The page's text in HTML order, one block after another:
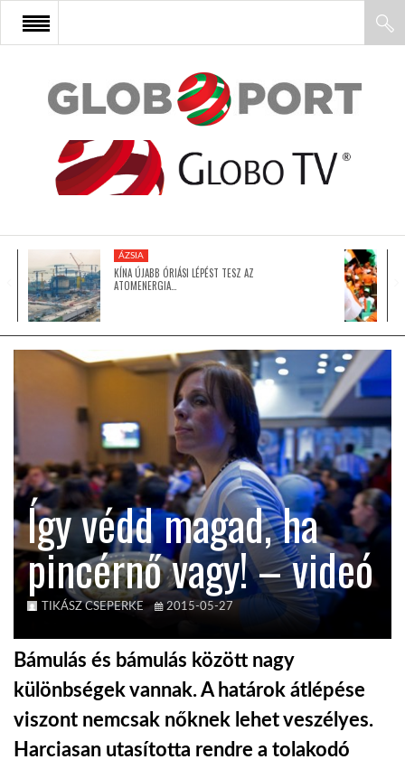
FŐOLDAL
AFRIKA
ÁZSIA
KÖZEL-KELET
AUSZTRÁLIA
A VILÁG ITTHON
ÁZSIA
KÍNA ÚJABB ÓRIÁSI LÉPÉST TESZ AZ
ATOMENERGIA…
Így védd magad, ha
pincérnő vagy! – videó
TIKÁSZ CSEPERKE 2015-05-27
Bámulás és bámulás között nagy
különbségek vannak. A határok átlépése
viszont nemcsak nőknek lehet veszélyes.
Harciasan utasította rendre a tolakodó